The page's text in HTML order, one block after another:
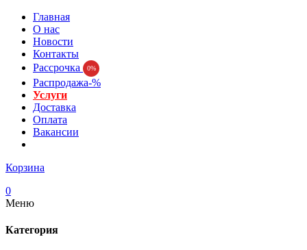
Главная
О нас
Новости
Контакты
Рассрочка
0%
Распродажа-%
Услуги
Доставка
Оплата
Вакансии
Корзина
0
Меню
Категория